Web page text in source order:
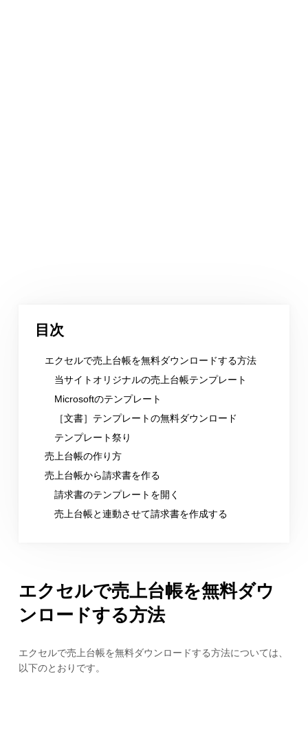
目次
エクセルで売上台帳を無料ダウンロードする方法
当サイトオリジナルの売上台帳テンプレート
Microsoftのテンプレート
［文書］テンプレートの無料ダウンロード
テンプレート祭り
売上台帳の作り方
売上台帳から請求書を作る
請求書のテンプレートを開く
売上台帳と連動させて請求書を作成する
エクセルで売上台帳を無料ダウ
ンロードする方法
エクセルで売上台帳を無料ダウンロードする方法については、
以下のとおりです。